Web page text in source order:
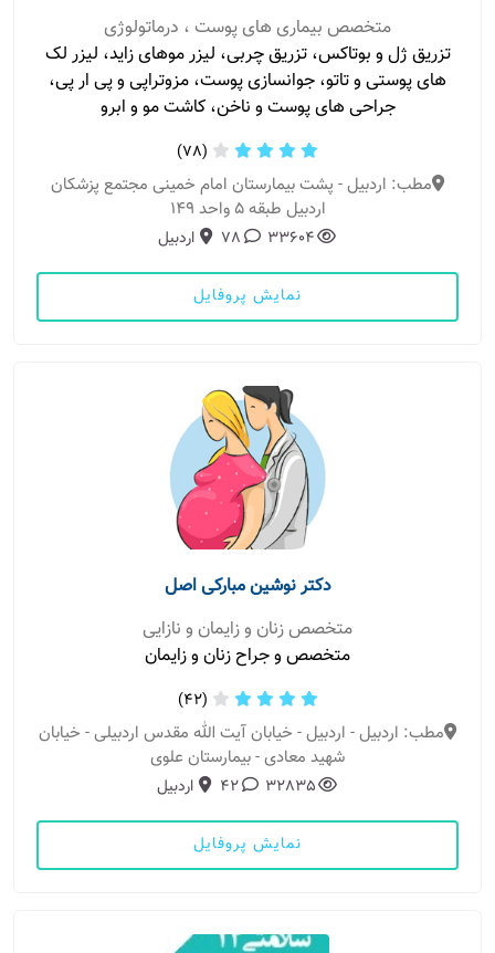
متخصص بیماری های پوست ، درماتولوژی
تزریق ژل و بوتاکس، تزریق چربی، لیزر موهای زاید، لیزر لک
های پوستی و تاتو، جوانسازی پوست، مزوتراپی و پی ار پی،
جراحی های پوست و ناخن، کاشت مو و ابرو
(78)
مطب: اردبیل - پشت بیمارستان امام خمینی مجتمع پزشکان
اردبیل طبقه ۵ واحد ۱۴۹
33604
78 اردبیل
نمایش پروفایل
دکتر نوشین مبارکی اصل
متخصص زنان و زایمان و نازایی
متخصص و جراح زنان و زایمان
(42)
مطب: اردبیل - اردبیل - خیابان آیت الله مقدس اردبیلی - خیابان
شهید معادی - بیمارستان علوی
32835
42 اردبیل
نمایش پروفایل